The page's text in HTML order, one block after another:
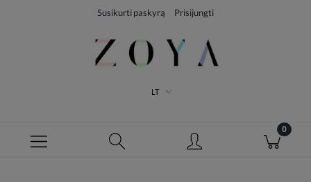
Susikurti paskyrą Prisijungti
LT